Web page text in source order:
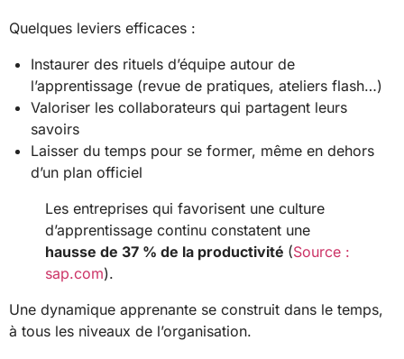
Quelques leviers efficaces :
Instaurer des rituels d’équipe autour de
l’apprentissage (revue de pratiques, ateliers flash…)
Valoriser les collaborateurs qui partagent leurs
savoirs
Laisser du temps pour se former, même en dehors
d’un plan officiel
Les entreprises qui favorisent une culture
d’apprentissage continu constatent une
hausse de 37 % de la productivité (Source :
sap.com).
Une dynamique apprenante se construit dans le temps,
à tous les niveaux de l’organisation.